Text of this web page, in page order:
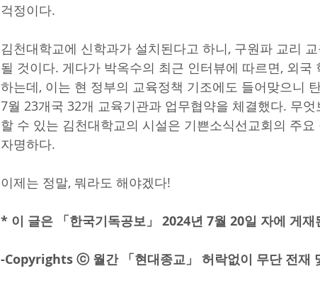
걱정이다.
김천대학교에 신학과가 설치된다고 하니, 구원파 교리
될 것이다. 게다가 박옥수의 최근 인터뷰에 따르면, 외
하는데, 이는 현 정부의 교육정책 기조에도 들어맞으니
7월 23개국 32개 교육기관과 업무협약을 체결했다. 무
할 수 있는 김천대학교의 시설은 기쁜소식선교회의 주
자명하다.
이제는 정말, 뭐라도 해야겠다!
* 이 글은 「한국기독공보」 2024년 7월 20일 자에 게재
-Copyrights ⓒ 월간 「현대종교」 허락없이 무단 전재